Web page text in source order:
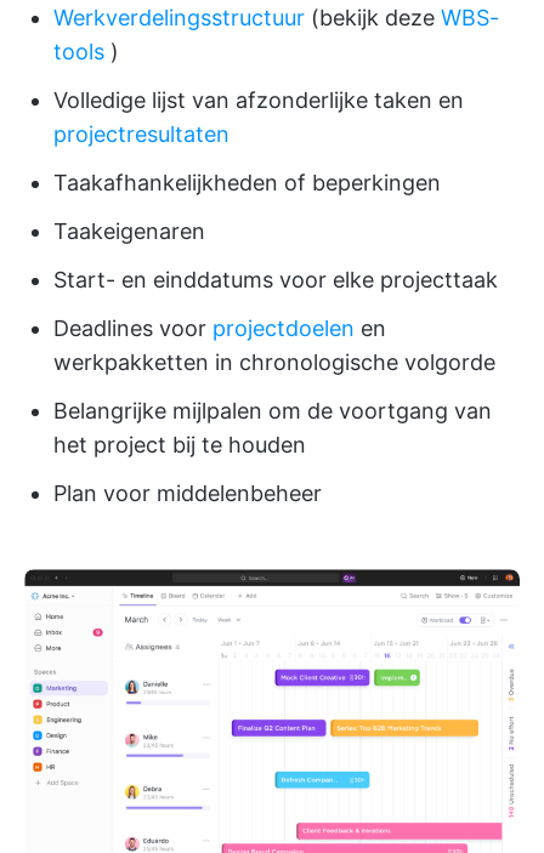
Werkverdelingsstructuur (bekijk deze WBS-
tools )
Volledige lijst van afzonderlijke taken en
projectresultaten
Taakafhankelijkheden of beperkingen
Taakeigenaren
Start- en einddatums voor elke projecttaak
Deadlines voor projectdoelen en
werkpakketten in chronologische volgorde
Belangrijke mijlpalen om de voortgang van
het project bij te houden
Plan voor middelenbeheer